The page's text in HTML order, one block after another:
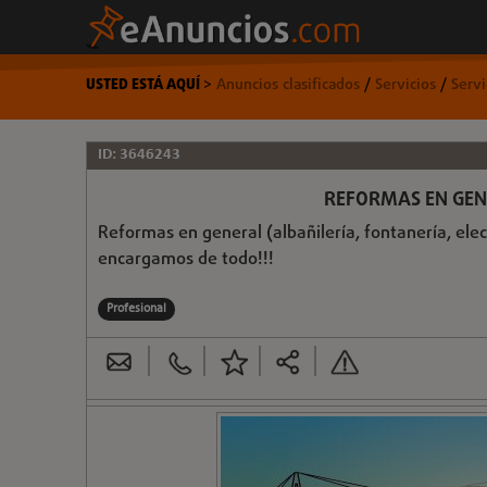
USTED ESTÁ AQUÍ> Anuncios clasificados/ Servicios/
ID: 3646243
REFORMAS EN
Reformas en general (albañilería, fontanería,
encargamos de todo!!!
Profesional